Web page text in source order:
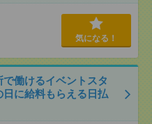
気になる！
働けるイベントスタ
に給料もらえる日払